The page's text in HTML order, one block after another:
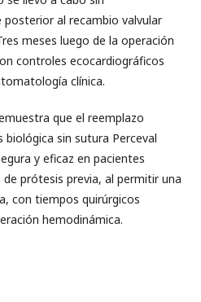
al recambio valvular
meses luego de la operación
controles ecocardiográficos
clínica.
que el reemplazo
sin sutura Perceval
y eficaz en pacientes
prótesis previa, al permitir una
con tiempos quirúrgicos
hemodinámica.